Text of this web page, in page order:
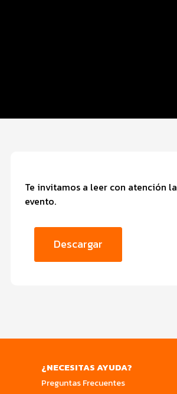
Te invitamos a leer con atención la
evento.
Descargar
¿NECESITAS AYUDA?
Preguntas Frecuentes